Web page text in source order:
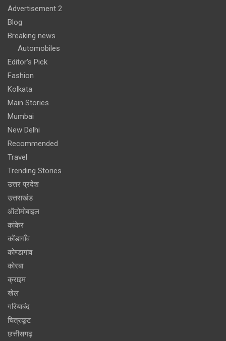
Advertisement 2
Blog
Breaking news
Automobiles
Editor's Pick
Fashion
Kolkata
Main Stories
Mumbai
New Delhi
Recommended
Travel
Trending Stories
उत्तर प्रदेश
उत्तराखंड
ऑटोमोबाइल
कांकेर
कोंडागाँव
कोण्डागांव
कोरबा
क्राइम
खेल
गरियाबंद
चित्रकूट
छत्तीसगढ़